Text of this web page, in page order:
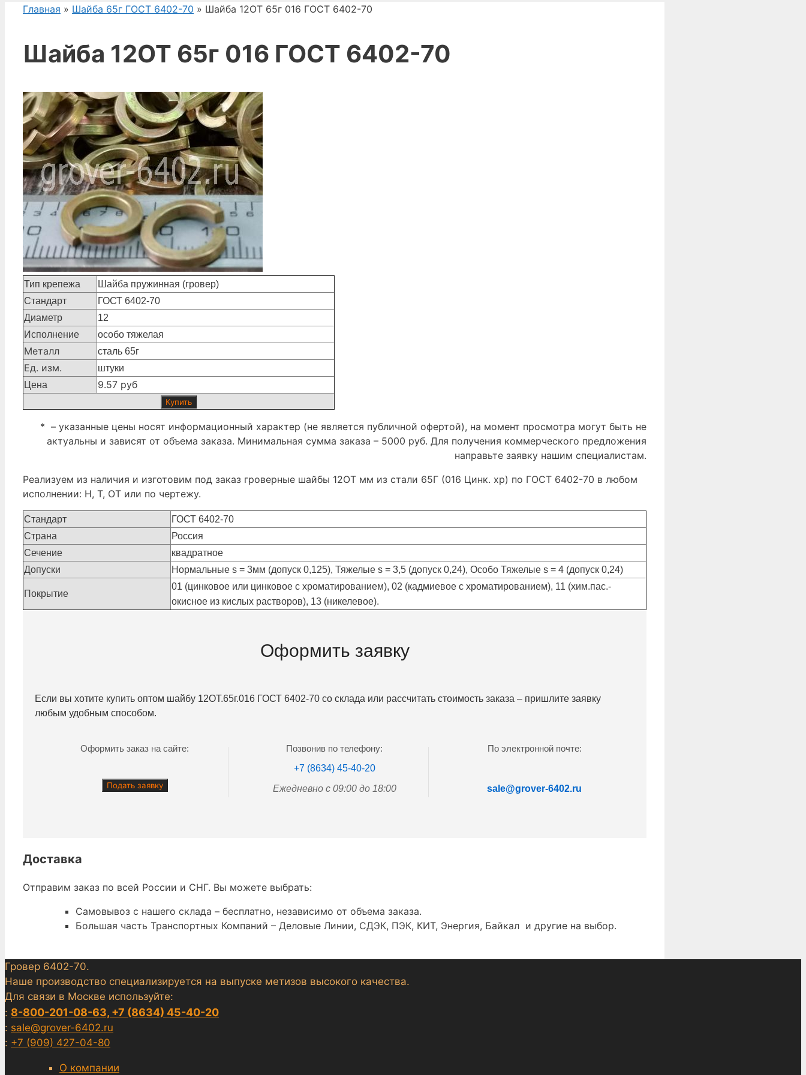
Главная » Шайба 65г ГОСТ 6402-70 » Шайба 12ОТ 65г 016 ГОСТ 6402-70
Шайба 12ОТ 65г 016 ГОСТ 6402-70
Тип крепежа
Шайба пружинная (гровер)
Стандарт
ГОСТ 6402-70
Диаметр
12
Исполнение
особо тяжелая
Металл сталь 65г
Ед. изм.
штуки
Цена
9.57 руб
Купить
* – указанные цены носят информационный характер (не является публичной офертой), на момент просмотра могут быть не
актуальны и зависят от объема заказа. Минимальная сумма заказа – 5000 руб. Для получения коммерческого предложения
направьте заявку нашим специалистам.
Реализуем из наличия и изготовим под заказ гроверные шайбы 12ОТ мм из стали 65Г (016 Цинк. хр) по ГОСТ 6402-70 в любом
исполнении: Н, Т, ОТ или по чертежу.
Стандарт
ГОСТ 6402-70
Страна
Россия
Сечение
квадратное
Допуски
Нормальные s = 3мм (допуск 0,125), Тяжелые s = 3,5 (допуск 0,24), Особо Тяжелые s = 4 (допуск 0,24)
Покрытие
01 (цинковое или цинковое с хроматированием), 02 (кадмиевое с хроматированием), 11 (хим.пас.-
окисное из кислых растворов), 13 (никелевое).
Оформить заявку
Если вы хотите купить оптом шайбу 12ОТ.65г.016 ГОСТ 6402-70 со склада или рассчитать стоимость заказа – пришлите заявку
любым удобным способом.
Оформить заказ на сайте:
Подать заявку
Позвонив по телефону:
+7 (8634) 45-40-20
Ежедневно с 09:00 до 18:00
По электронной почте:
sale@grover-6402.ru
Доставка
Отправим заказ по всей России и СНГ. Вы можете выбрать:
Самовывоз с нашего склада – бесплатно, независимо от объема заказа.
Большая часть Транспортных Компаний – Деловые Линии, СДЭК, ПЭК, КИТ, Энергия, Байкал и другие на выбор.
Гровер 6402-70.
Наше производство специализируется на выпуске метизов высокого качества.
Для связи в Москве используйте:
: 8-800-201-08-63, +7 (8634) 45-40-20
: sale@grover-6402.ru
: +7 (909) 427-04-80
О компании